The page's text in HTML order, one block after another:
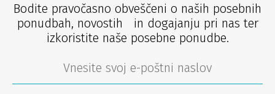
Bodite pravočasno obveščeni o naših posebnih
ponudbah, novostih in dogajanju pri nas ter
izkoristite naše posebne ponudbe.